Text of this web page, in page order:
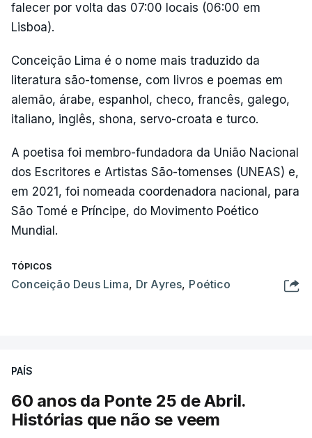
falecer por volta das 07:00 locais (06:00 em
Lisboa).
Conceição Lima é o nome mais traduzido da
literatura são-tomense, com livros e poemas em
alemão, árabe, espanhol, checo, francês, galego,
italiano, inglês, shona, servo-croata e turco.
A poetisa foi membro-fundadora da União Nacional
dos Escritores e Artistas São-tomenses (UNEAS) e,
em 2021, foi nomeada coordenadora nacional, para
São Tomé e Príncipe, do Movimento Poético
Mundial.
TÓPICOS
Conceição Deus Lima, Dr Ayres, Poético
PAÍS
60 anos da Ponte 25 de Abril.
Histórias que não se veem